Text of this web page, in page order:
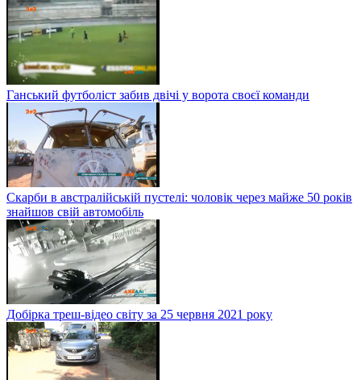
Ганський футболіст забив двічі у ворота своєї команди
Скарби в австралійській пустелі: чоловік через майже 50 років
знайшов свій автомобіль
Добірка треш-відео світу за 25 червня 2021 року